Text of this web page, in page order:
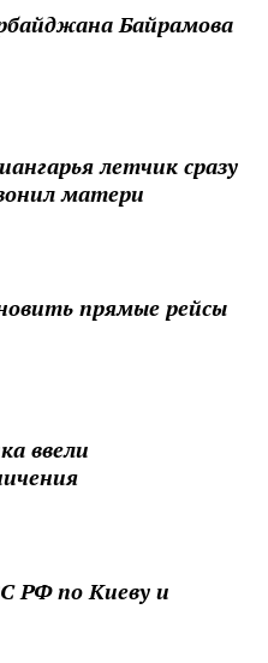
Байрамова
летчик сразу
матери
прямые рейсы
ввели
РФ по Киеву и